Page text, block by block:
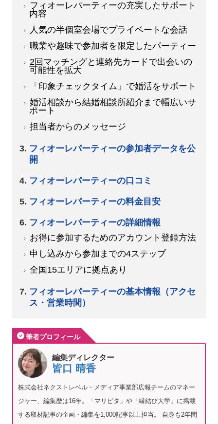
フィオーレパーティーの充実したサポート
内容
人気の半個室会場でプライベートな会話
職業や趣味で参加者を限定したパーティー
2回マッチングと連絡先カードで出会いの
可能性を拡大
「印象チェックタイム」で婚活をサポート
婚活相談から結婚相談所紹介まで幅広いサ
ポート
担当者からのメッセージ
フィオーレパーティーの参加者データを公
開
フィオーレパーティーの口コミ
フィオーレパーティーの料金目安
フィオーレパーティーの詳細情報
お得に参加するためのアカウント登録方法
申し込みから参加までの4ステップ
全国15エリアに拠点あり
フィオーレパーティーの基本情報（アクセ
ス・営業時間）
筆者プロフィール
編集ディレクター
皆口 晴香
株式会社ネクストレベル・メディア事業部広報チームのマネー
ジャー、編集歴は16年。「マリピタ」や「縁結び大学」に掲載
する取材記事の企画・編集を1,000記事以上担当。 自身も2年間